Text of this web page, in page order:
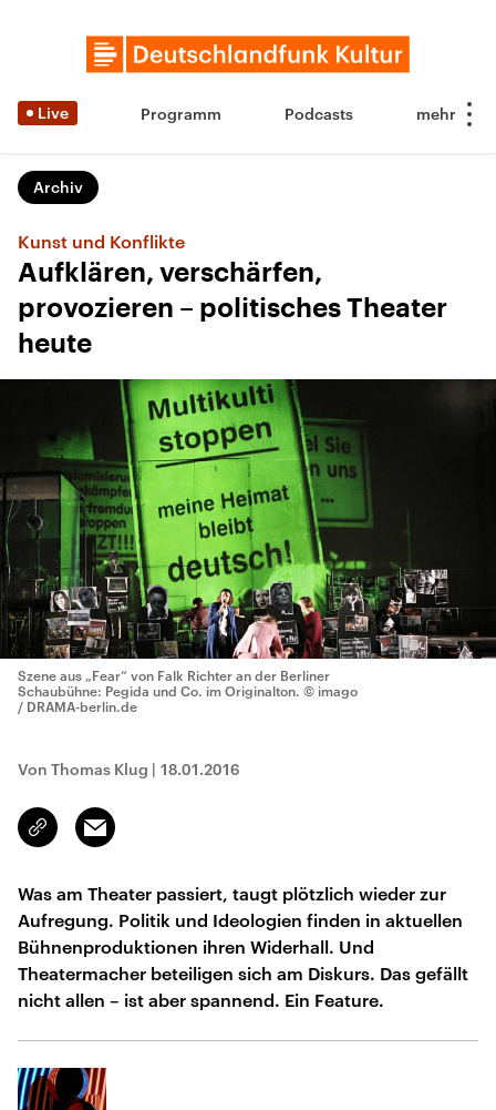
Live Programm Podcasts
Archiv
Kunst und Konflikte
Aufklären, verschärfen,
provozieren – politisches Theater
heute
Szene aus „Fear“ von Falk Richter an der Berliner
Schaubühne: Pegida und Co. im Originalton. © imago
/ DRAMA-berlin.de
Von Thomas Klug | 18.01.2016
Link
kopieren/teilen
Email
Was am Theater passiert, taugt plötzlich wieder zur
Aufregung. Politik und Ideologien finden in aktuellen
Bühnenproduktionen ihren Widerhall. Und
Theatermacher beteiligen sich am Diskurs. Das gefällt
nicht allen – ist aber spannend. Ein Feature.